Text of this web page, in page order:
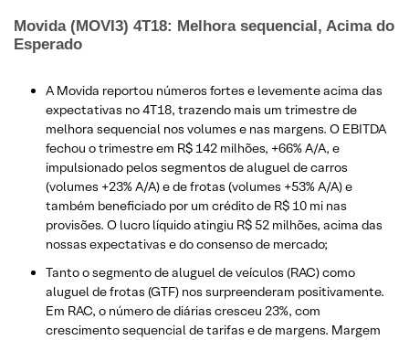
Movida (MOVI3) 4T18: Melhora sequencial, Acima do
Esperado
A Movida reportou números fortes e levemente acima das
expectativas no 4T18, trazendo mais um trimestre de
melhora sequencial nos volumes e nas margens. O EBITDA
fechou o trimestre em R$ 142 milhões, +66% A/A, e
impulsionado pelos segmentos de aluguel de carros
(volumes +23% A/A) e de frotas (volumes +53% A/A) e
também beneficiado por um crédito de R$ 10 mi nas
provisões. O lucro líquido atingiu R$ 52 milhões, acima das
nossas expectativas e do consenso de mercado;
​Tanto o segmento de aluguel de veículos (RAC) como
aluguel de frotas (GTF) nos surpreenderam positivamente.
Em RAC, o número de diárias cresceu 23%, com
crescimento sequencial de tarifas e de margens. Margem